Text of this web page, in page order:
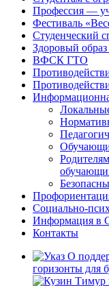
Профессия —
Фестиваль
Здоровый
ВФСК ГТО
Социально-
Информация в
Контакты
горизонты для